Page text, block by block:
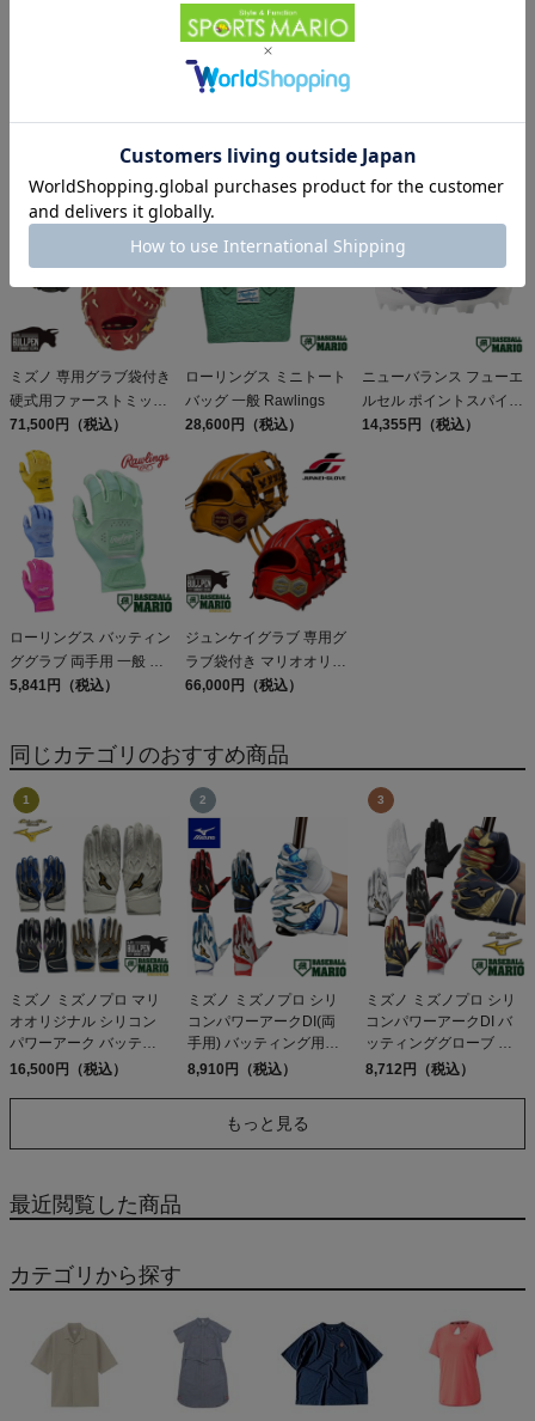
野球
MIZUNO(ミズノ)
他のお客様はこちらの商品も見ています
ミズノ 専用グラブ袋付き
硬式用ファーストミット
一塁手用 ワンポケット型
一般 ミズノプロクラシッ
ク 2026年春夏 野球 硬式
グローブ グラブ 高校野
球 大学 社会人 ベースボ
ールマリオ MIZUNO
MizunoPro Classic 26ss
71,500円（税込）
ローリングス ミニトート
バッグ 一般 Rawlings
28,600円（税込）
ニューバランス フューエ
ルセル ポイントスパイク
一般 NEW BALANCE
14,355円（税込）
ローリングス バッティン
ググラブ 両手用 一般 US
サイズ 天然皮革 ゴート
ーブ 学生 草野球
5,841円（税込）
ジュンケイグラブ 専用グ
ラブ袋付き マリオオリジ
ナル 硬式用グラブ 内野
グローブ 限定 別注 高校
ボールマリオ JUNKEI-
GLOVE 28.7cm
66,000円（税込）
同じカテゴリのおすすめ商品
ミズノ ミズノプロ マリ
オオリジナル シリコン
パワーアーク バッティ
ング手袋 MIZUNO
16,500円（税込）
ミズノ ミズノプロ シリ
コンパワーアークDI(両
手用) バッティング用手
袋 ラメシリコーン採用
8,910円（税込）
ミズノ ミズノプロ シリ
コンパワーアークDI バ
ッティンググローブ 両
手用 一般 高校野球対応
リオ MIZUNO
8,712円（税込）
もっと見る
最近閲覧した商品
カテゴリから探す